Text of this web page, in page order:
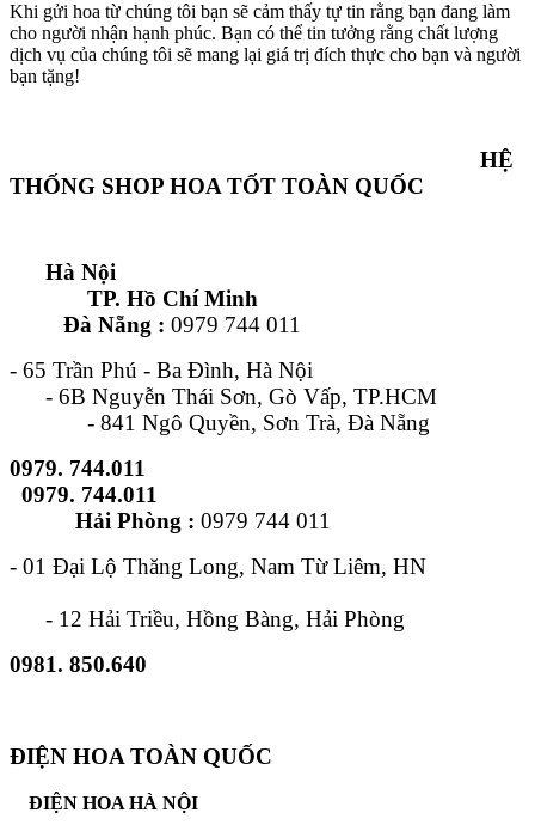
Khi gửi hoa từ chúng tôi bạn sẽ cảm thấy tự tin rằng bạn đang làm
cho người nhận hạnh phúc. Bạn có thể tin tưởng rằng chất lượng
dịch vụ của chúng tôi sẽ mang lại giá trị đích thực cho bạn và người
bạn tặng!
HỆ
THỐNG SHOP HOA TỐT TOÀN QUỐC
Hà Nội
TP. Hồ Chí Minh
Đà Nẵng : 0979 744 011
- 65 Trần Phú - Ba Đình, Hà Nội
- 6B Nguyễn Thái Sơn, Gò Vấp, TP.HCM
- 841 Ngô Quyền, Sơn Trà, Đà Nẵng
0979. 744.011
0979. 744.011
Hải Phòng : 0979 744 011
- 01 Đại Lộ Thăng Long, Nam Từ Liêm, HN
- 12 Hải Triều, Hồng Bàng, Hải Phòng
0981. 850.640
ĐIỆN HOA TOÀN QUỐC
ĐIỆN HOA HÀ NỘI